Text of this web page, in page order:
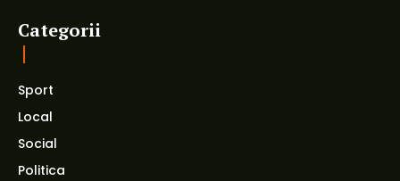
Categorii
Sport
Local
Social
Politica